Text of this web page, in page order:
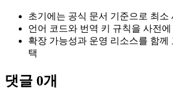
초기에는 공식 문서 기준으로 최소
언어 코드와 번역 키 규칙을 사전에
확장 가능성과 운영 리소스를 함께
택
댓글 0개